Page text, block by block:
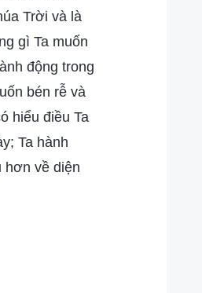
Trời và là
gì Ta muốn
động trong
bén rễ và
hiểu điều Ta
Ta hành
hơn về diện